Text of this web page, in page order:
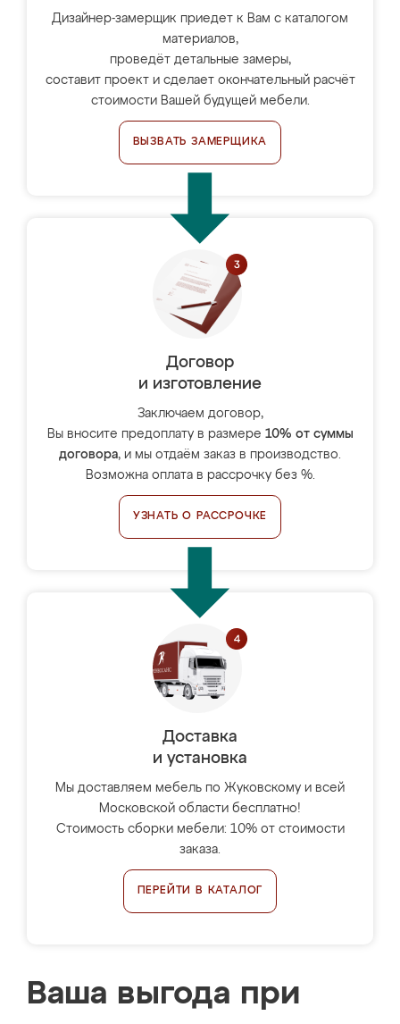
Дизайнер-замерщик приедет к Вам с каталогом
материалов,
проведёт детальные замеры,
составит проект и сделает окончательный расчёт
стоимости Вашей будущей мебели.
ВЫЗВАТЬ ЗАМЕРЩИКА
Договор
и изготовление
Заключаем договор,
Вы вносите предоплату в размере 10% от суммы
договора, и мы отдаём заказ в производство.
Возможна оплата в рассрочку без %.
УЗНАТЬ О РАССРОЧКЕ
Доставка
и установка
Мы доставляем мебель по Жуковскому и всей
Московской области бесплатно!
Стоимость сборки мебели: 10% от стоимости
заказа.
ПЕРЕЙТИ В КАТАЛОГ
Ваша выгода при